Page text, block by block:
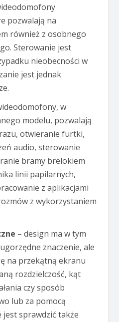
pozwalają na
również z osobnego
Sterowanie jest
nieobecności w
jest jednak
w
modelu, pozwalają
otwieranie furtki,
audio, sterowanie
bramy brelokiem
linii papilarnych,
z aplikacjami
z wykorzystaniem
– design ma w tym
znaczenie, ale
na przekątną ekranu
rozdzielczość, kąt
czy sposób
lub za pomocą
jest sprawdzić także